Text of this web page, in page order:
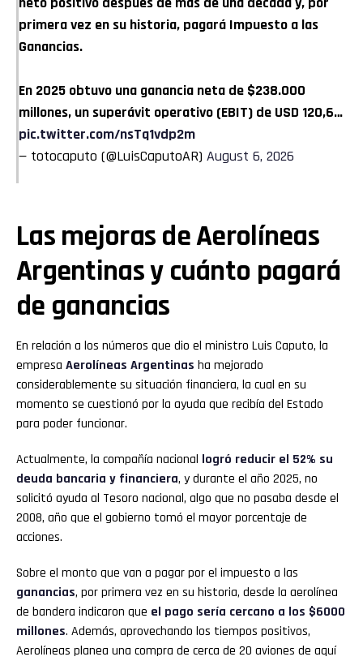
primera vez en su historia, pagará Impuesto a las
Ganancias.
En 2025 obtuvo una ganancia neta de $238.000
millones, un superávit operativo (EBIT) de USD 120,6…
pic.twitter.com/nsTq1vdp2m
— totocaputo (@LuisCaputoAR) August 6, 2026
Las mejoras de Aerolíneas
Argentinas y cuánto pagará
de ganancias
En relación a los números que dio el ministro Luis Caputo, la
empresa Aerolíneas Argentinas ha mejorado
considerablemente su situación financiera, la cual en su
momento se cuestionó por la ayuda que recibía del Estado
para poder funcionar.
Actualmente, la compañía nacional logró reducir el 52% su
deuda bancaria y financiera, y durante el año 2025, no
solicitó ayuda al Tesoro nacional, algo que no pasaba desde el
2008, año que el gobierno tomó el mayor porcentaje de
acciones.
Sobre el monto que van a pagar por el impuesto a las
ganancias, por primera vez en su historia, desde la aerolínea
de bandera indicaron que el pago sería cercano a los $6000
millones. Además, aprovechando los tiempos positivos,
Aerolíneas planea una compra de cerca de 20 aviones de aquí